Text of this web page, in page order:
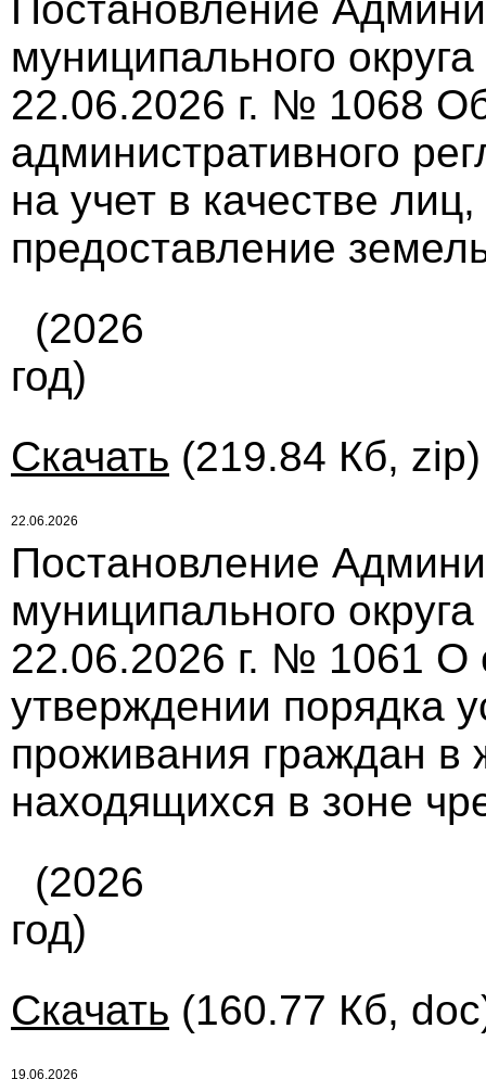
муниципального
22.06.2026 г. № 1068
административного
на учет в качестве
предоставление
(2026
год)
Скачать (219.84 Кб,
22.06.2026
Постановление
муниципального
22.06.2026 г. № 1061 О
утверждении порядка
проживания граждан
находящихся в зоне
(2026
год)
Скачать (160.77 Кб,
19.06.2026